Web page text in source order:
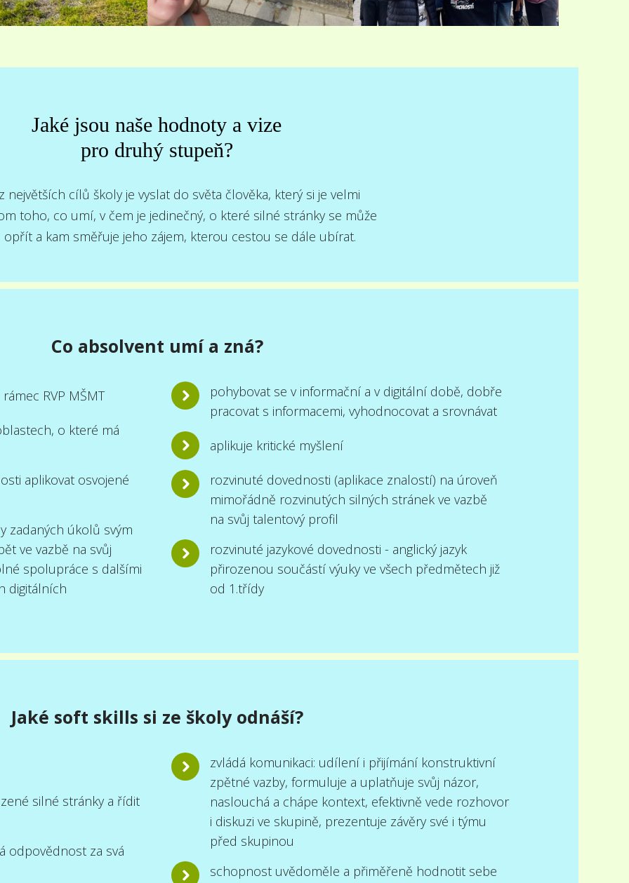
Jaké jsou naše hodnoty a vize
pro druhý stupeň?
největších cílů školy je vyslat do světa člověka, který si je velmi
toho, co umí, v čem je jedinečný, o které silné stránky se může
opřít a kam směřuje jeho zájem, kterou cestou se dále ubírat.
Co absolvent umí a zná?
RVP MŠMT
o které má
aplikovat osvojené
zadaných úkolů svým
ve vazbě na svůj
spolupráce s dalšími
digitálních
pohybovat se v informační a v digitální době, dobře
pracovat s informacemi, vyhodnocovat a srovnávat
aplikuje kritické myšlení
rozvinuté dovednosti (aplikace znalostí) na úroveň
mimořádně rozvinutých silných stránek ve vazbě
na svůj talentový profil
rozvinuté jazykové dovednosti - anglický jazyk
přirozenou součástí výuky ve všech předmětech již
od 1.třídy
Jaké soft skills si ze školy odnáší?
silné stránky a řídit
odpovědnost za svá
zvládá komunikaci: udílení i přijímání konstruktivní
zpětné vazby, formuluje a uplatňuje svůj názor,
naslouchá a chápe kontext, efektivně vede rozhovor
i diskuzi ve skupině, prezentuje závěry své i týmu
před skupinou
schopnost uvědoměle a přiměřeně hodnotit sebe